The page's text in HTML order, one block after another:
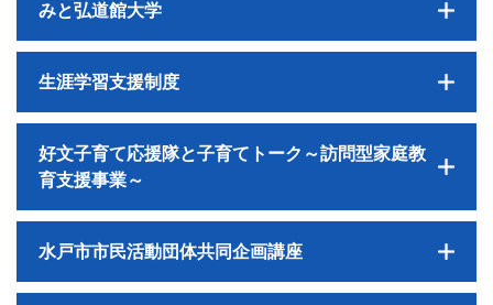
みと弘道館大学
生涯学習支援制度
好文子育て応援隊と子育てトーク～訪問型家庭教
育支援事業～
水戸市市民活動団体共同企画講座